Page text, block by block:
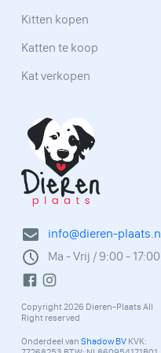
info@dieren-
Ma - Vrij / 9:00 - 17:00
Copyright 2026 Dieren-Plaats All
Right reserved
Onderdeel van Shadow BV KVK:
Kitten kopen
Katten te koop
Kat verkopen